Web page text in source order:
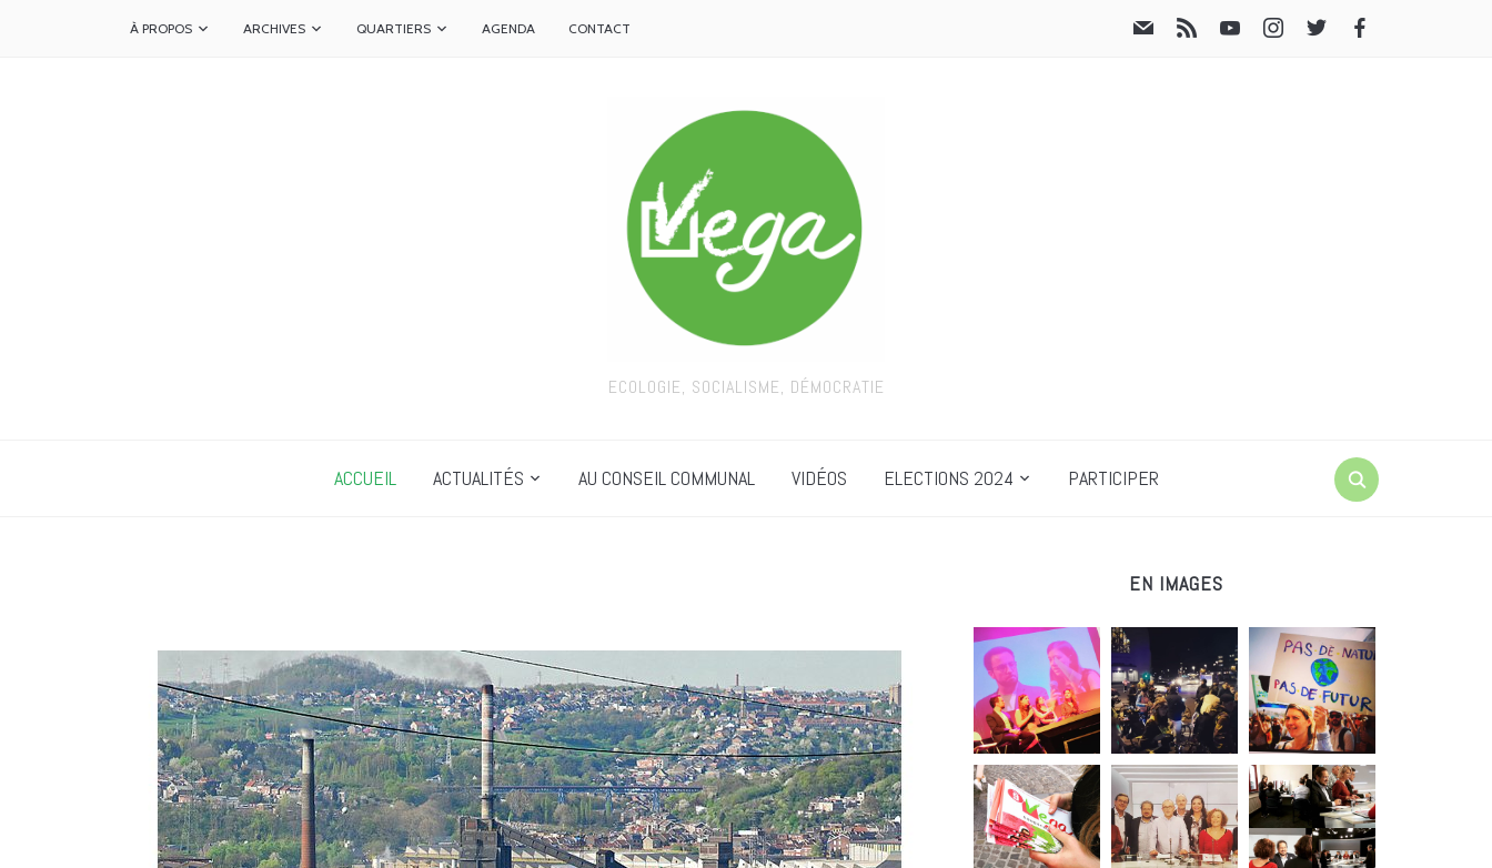
À PROPOS ARCHIVES QUARTIERS AGENDA CONTACT
ECOLOGIE, SOCIALISME, DÉMOCRATIE
ACCUEIL ACTUALITÉS AU CONSEIL COMMUNAL VIDÉOS ELECTIONS 2024 PARTICIPER
EN IMAGES